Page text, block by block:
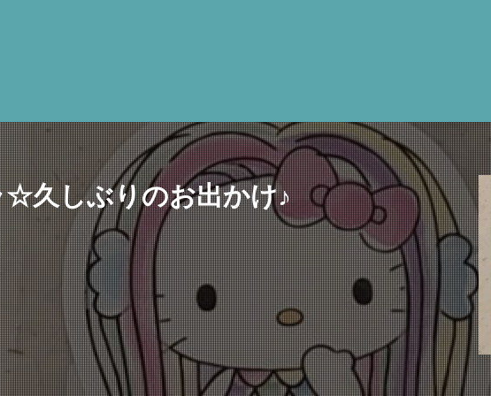
久しぶりのお出かけ♪